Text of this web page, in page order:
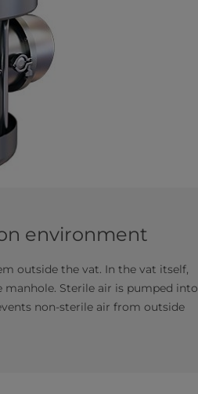
environment
outside the vat. In the vat itself,
manhole. Sterile air is pumped into
non-sterile air from outside